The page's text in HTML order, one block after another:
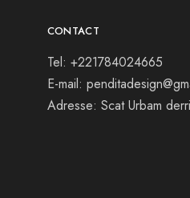
CONTACT
Tel: +221784024665
E-mail:
Adresse: Scat Urbam